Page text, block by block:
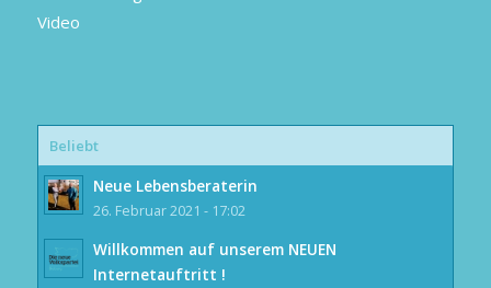
Video
Beliebt
Neue Lebensberaterin
26. Februar 2021 - 17:02
Willkommen auf unserem NEUEN
Internetauftritt !